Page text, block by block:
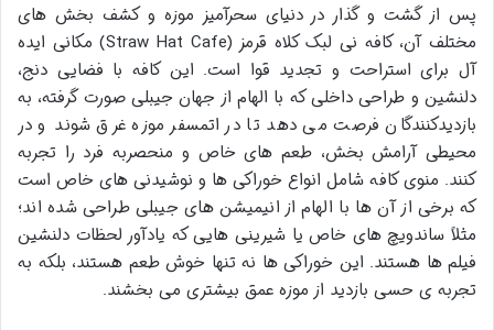
پس از گشت و گذار در دنیای سحرآمیز موزه و کشف بخش های
مختلف آن، کافه نی لبک کلاه قرمز (Straw Hat Cafe) مکانی ایده
آل برای استراحت و تجدید قوا است. این کافه با فضایی دنج،
دلنشین و طراحی داخلی که با الهام از جهان جیبلی صورت گرفته، به
بازدیدکنندگان فرصت می دهد تا در اتمسفر موزه غرق شوند و در
محیطی آرامش بخش، طعم های خاص و منحصربه فرد را تجربه
کنند. منوی کافه شامل انواع خوراکی ها و نوشیدنی های خاص است
که برخی از آن ها با الهام از انیمیشن های جیبلی طراحی شده اند؛
مثلاً ساندویچ های خاص یا شیرینی هایی که یادآور لحظات دلنشین
فیلم ها هستند. این خوراکی ها نه تنها خوش طعم هستند، بلکه به
تجربه ی حسی بازدید از موزه عمق بیشتری می بخشند.